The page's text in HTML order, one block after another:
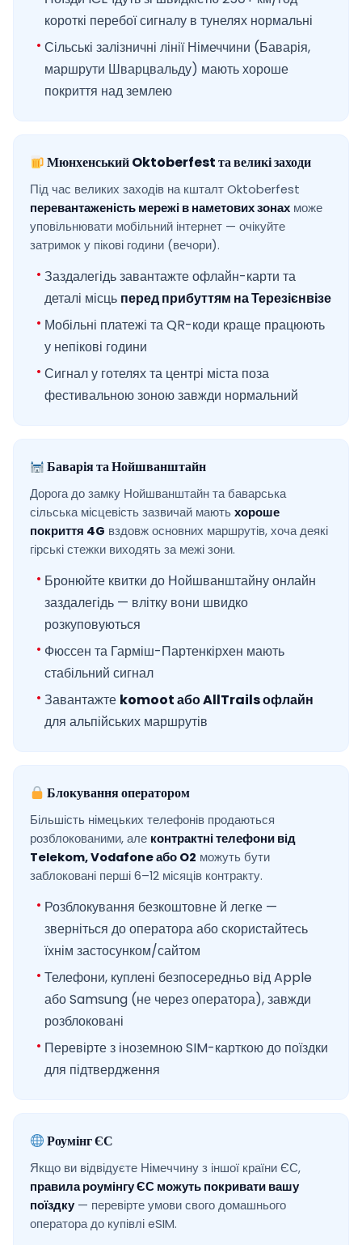
короткі перебої сигналу в тунелях нормальні
Сільські залізничні лінії Німеччини (Баварія,
маршрути Шварцвальду) мають хороше
покриття над землею
Мюнхенський Oktoberfest та великі заходи
Під час великих заходів на кшталт Oktoberfest
перевантаженість мережі в наметових зонах може
уповільнювати мобільний інтернет — очікуйте
затримок у пікові години (вечори).
Заздалегідь завантажте офлайн-карти та
деталі місць перед прибуттям на Терезієнвізе
Мобільні платежі та QR-коди краще працюють
у непікові години
Сигнал у готелях та центрі міста поза
фестивальною зоною завжди нормальний
Баварія та Нойшванштайн
Дорога до замку Нойшванштайн та баварська
сільська місцевість зазвичай мають хороше
покриття 4G вздовж основних маршрутів, хоча деякі
гірські стежки виходять за межі зони.
Бронюйте квитки до Нойшванштайну онлайн
заздалегідь — влітку вони швидко
розкуповуються
Фюссен та Гарміш-Партенкірхен мають
стабільний сигнал
Завантажте komoot або AllTrails офлайн
для альпійських маршрутів
Блокування оператором
Більшість німецьких телефонів продаються
розблокованими, але контрактні телефони від
Telekom, Vodafone або O2 можуть бути
заблоковані перші 6–12 місяців контракту.
Розблокування безкоштовне й легке —
зверніться до оператора або скористайтесь
їхнім застосунком/сайтом
Телефони, куплені безпосередньо від Apple
або Samsung (не через оператора), завжди
розблоковані
Перевірте з іноземною SIM-карткою до поїздки
для підтвердження
Роумінг ЄС
Якщо ви відвідуєте Німеччину з іншої країни ЄС,
правила роумінгу ЄС можуть покривати вашу
поїздку — перевірте умови свого домашнього
оператора до купівлі eSIM.